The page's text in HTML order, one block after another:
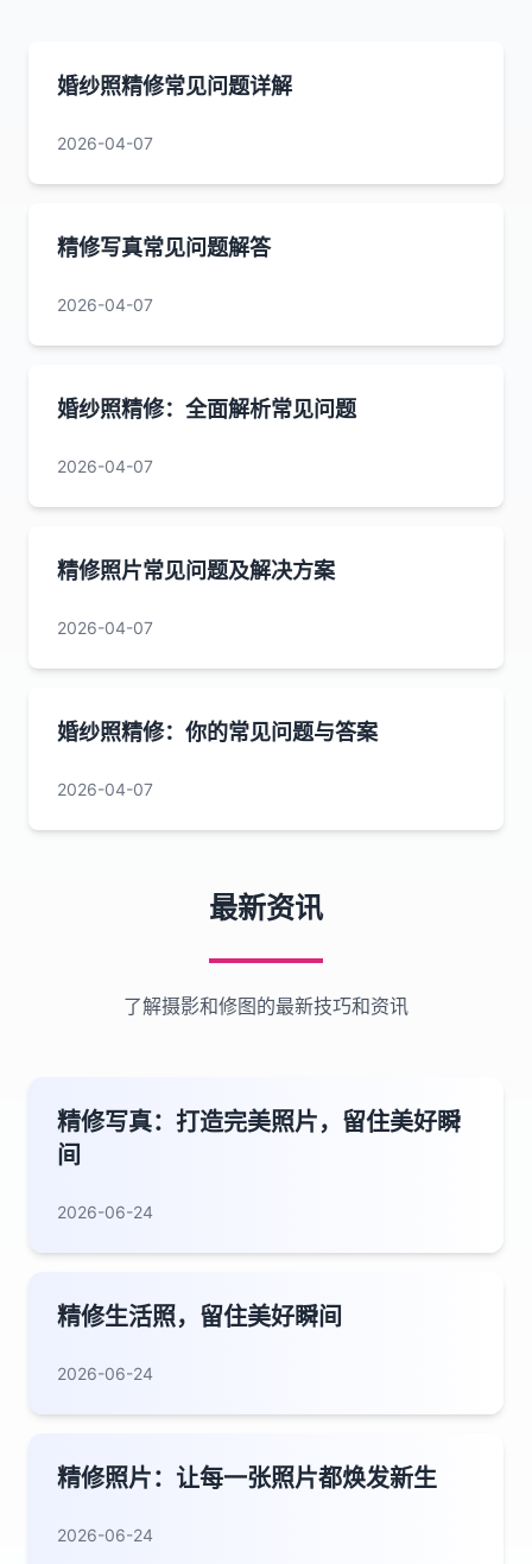
婚纱照精修常见问题详解
2026-04-07
精修写真常见问题解答
2026-04-07
婚纱照精修：全面解析常见问题
2026-04-07
精修照片常见问题及解决方案
2026-04-07
婚纱照精修：你的常见问题与答案
2026-04-07
最新资讯
了解摄影和修图的最新技巧和资讯
精修写真：打造完美照片，留住美好瞬
间
2026-06-24
精修生活照，留住美好瞬间
2026-06-24
精修照片：让每一张照片都焕发新生
2026-06-24